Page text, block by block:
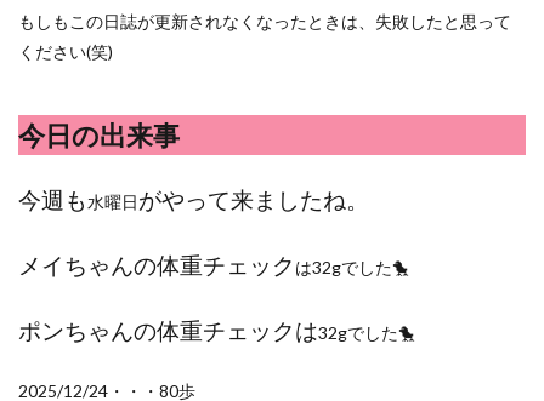
もしもこの日誌が更新されなくなったときは、失敗したと思って
ください(笑)
今日の出来事
今週も水曜日がやって来ましたね。
メイちゃんの体重チェック は32gでした🐤
ポンちゃんの体重チェックは32gでした🐤
2025/12/24・・・80歩
軽自動車
農作業 通信制限 配当 野菜
鶏肉
検索